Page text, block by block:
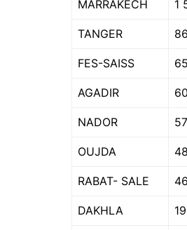
MARRAKECH 1
TANGER
FES-SAISS
AGADIR
NADOR
OUJDA
RABAT- SALE
DAKHLA